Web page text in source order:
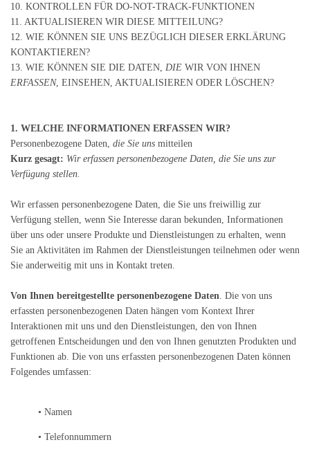
10. KONTROLLEN FÜR DO-NOT-TRACK-FUNKTIONEN
11. AKTUALISIEREN WIR DIESE MITTEILUNG?
12. WIE KÖNNEN SIE UNS BEZÜGLICH DIESER ERKLÄRUNG
KONTAKTIEREN?
13. WIE KÖNNEN SIE DIE DATEN, DIE WIR VON IHNEN
ERFASSEN, EINSEHEN, AKTUALISIEREN ODER LÖSCHEN?
1. WELCHE INFORMATIONEN ERFASSEN WIR?
Personenbezogene Daten, die Sie uns mitteilen
Kurz gesagt: Wir erfassen personenbezogene Daten, die Sie uns zur
Verfügung stellen.
Wir erfassen personenbezogene Daten, die Sie uns freiwillig zur
Verfügung stellen, wenn Sie Interesse daran bekunden, Informationen
über uns oder unsere Produkte und Dienstleistungen zu erhalten, wenn
Sie an Aktivitäten im Rahmen der Dienstleistungen teilnehmen oder wenn
Sie anderweitig mit uns in Kontakt treten.
Von Ihnen bereitgestellte personenbezogene Daten . Die von uns
erfassten personenbezogenen Daten hängen vom Kontext Ihrer
Interaktionen mit uns und den Dienstleistungen, den von Ihnen
getroffenen Entscheidungen und den von Ihnen genutzten Produkten und
Funktionen ab. Die von uns erfassten personenbezogenen Daten können
Folgendes umfassen:
• Namen
• Telefonnummern